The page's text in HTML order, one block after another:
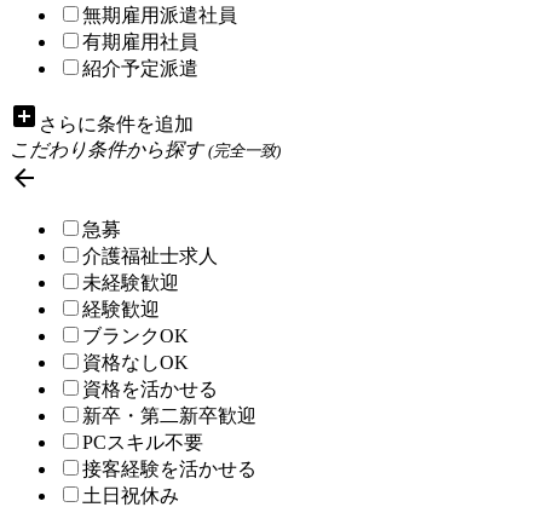
無期雇用派遣社員
有期雇用社員
紹介予定派遣
add_box さらに条件を追加
こだわり条件から探す(完全一致)

急募
介護福祉士求人
未経験歓迎
経験歓迎
ブランクOK
資格なしOK
資格を活かせる
新卒・第二新卒歓迎
PCスキル不要
接客経験を活かせる
土日祝休み